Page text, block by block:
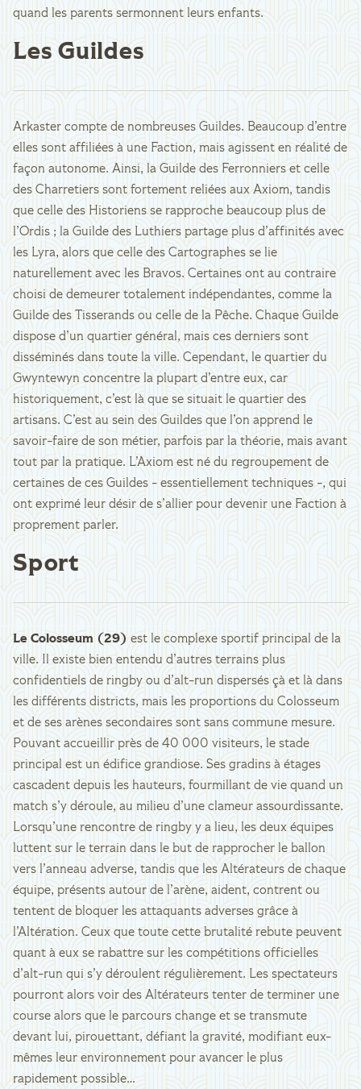
quand les parents sermonnent leurs enfants.
Les Guildes
Arkaster compte de nombreuses Guildes. Beaucoup d’entre
elles sont affiliées à une Faction, mais agissent en réalité de
façon autonome. Ainsi, la Guilde des Ferronniers et celle
des Charretiers sont fortement reliées aux Axiom, tandis
que celle des Historiens se rapproche beaucoup plus de
l’Ordis ; la Guilde des Luthiers partage plus d’affinités avec
les Lyra, alors que celle des Cartographes se lie
naturellement avec les Bravos. Certaines ont au contraire
choisi de demeurer totalement indépendantes, comme la
Guilde des Tisserands ou celle de la Pêche. Chaque Guilde
dispose d’un quartier général, mais ces derniers sont
disséminés dans toute la ville. Cependant, le quartier du
Gwyntewyn concentre la plupart d’entre eux, car
historiquement, c’est là que se situait le quartier des
artisans. C’est au sein des Guildes que l’on apprend le
savoir-faire de son métier, parfois par la théorie, mais avant
tout par la pratique. L’Axiom est né du regroupement de
certaines de ces Guildes - essentiellement techniques -, qui
ont exprimé leur désir de s’allier pour devenir une Faction à
proprement parler.
Sport
Le Colosseum (29)est le complexe sportif principal de la
ville. Il existe bien entendu d’autres terrains plus
confidentiels de ringby ou d’alt-run dispersés çà et là dans
les différents districts, mais les proportions du Colosseum
et de ses arènes secondaires sont sans commune mesure.
Pouvant accueillir près de 40 000 visiteurs, le stade
principal est un édifice grandiose. Ses gradins à étages
cascadent depuis les hauteurs, fourmillant de vie quand un
match s’y déroule, au milieu d’une clameur assourdissante.
Lorsqu’une rencontre de ringby y a lieu, les deux équipes
luttent sur le terrain dans le but de rapprocher le ballon
vers l’anneau adverse, tandis que les Altérateurs de chaque
équipe, présents autour de l’arène, aident, contrent ou
tentent de bloquer les attaquants adverses grâce à
l’Altération. Ceux que toute cette brutalité rebute peuvent
quant à eux se rabattre sur les compétitions officielles
d’alt-run qui s’y déroulent régulièrement. Les spectateurs
pourront alors voir des Altérateurs tenter de terminer une
course alors que le parcours change et se transmute
devant lui, pirouettant, défiant la gravité, modifiant eux-
mêmes leur environnement pour avancer le plus
rapidement possible…